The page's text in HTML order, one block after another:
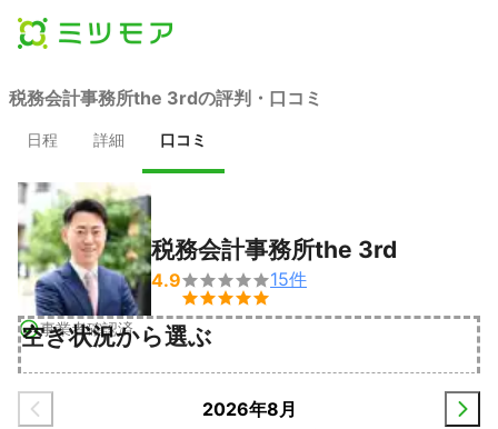
税務会計事務所the 3rdの評判・口コミ
日程 詳細 口コミ
事業者確認済
税務会計事務所the 3rd
4.9

15件
空き状況から選ぶ
2026年8月